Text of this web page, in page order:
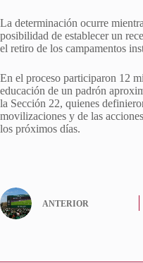
La determinación ocurre
posibilidad de establecer un
el retiro de los campamentos
En el proceso participaron 12
educación de un padrón
la Sección 22, quienes
movilizaciones y de las
los próximos días.
ANTERIOR